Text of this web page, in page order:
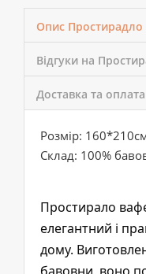
Опис Простирадло
Відгуки на
Доставка та оплата
Розмір:
Склад: 100%
Простирало
елегантний і
дому.